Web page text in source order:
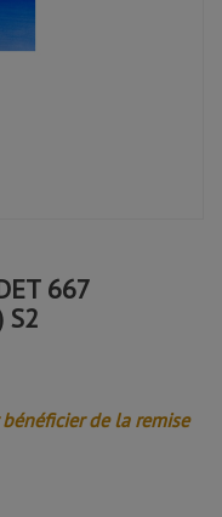
667
S2
de la remise